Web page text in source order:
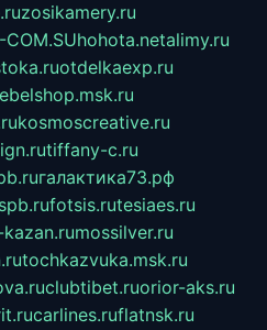
zosikamery.ru
COM.SUhohota.netalimy.ru
otdelkaexp.ru
kosmoscreative.ru
tiffany-c.ru
галактика73.рф
fotsis.rutesiaes.ru
mossilver.ru
tochkazvuka.msk.ru
clubtibet.ruorior-aks.ru
carlines.ruflatnsk.ru